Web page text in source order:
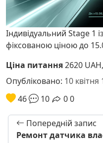
Індивідуальний Stage 1
фіксованою ціною до
Ціна питання2620 UAH,
Опубліковано: 10 квітня
46
10 00
Попередній запис
Ремонт датчика